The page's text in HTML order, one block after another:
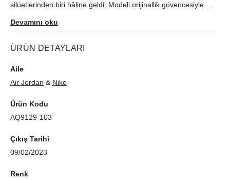
silüetlerinden biri hâline geldi. Modeli orijinallik güvencesiyle
Devamını oku
ÜRÜN DETAYLARI
Aile
Air Jordan & Nike
Ürün Kodu
AQ9129-103
Çıkış Tarihi
09/02/2023
Renk